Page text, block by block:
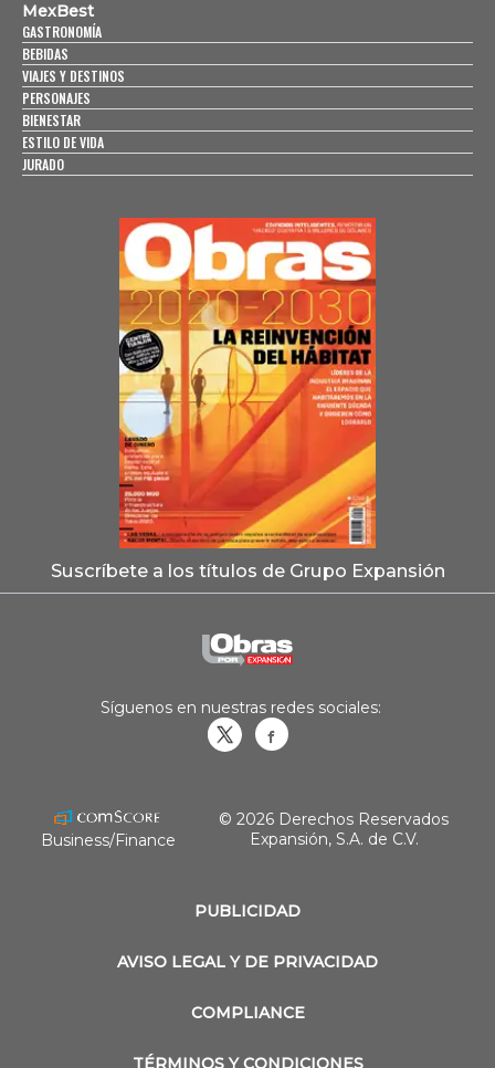
MexBest
GASTRONOMÍA
BEBIDAS
VIAJES Y DESTINOS
PERSONAJES
BIENESTAR
ESTILO DE VIDA
JURADO
Suscríbete a los títulos de Grupo Expansión
PUBLICIDAD
AVISO LEGAL Y DE PRIVACIDAD
COMPLIANCE
TÉRMINOS Y CONDICIONES
Síguenos en nuestras redes sociales:
Business/Finance
© 2026 Derechos Reservados
Expansión, S.A. de C.V.